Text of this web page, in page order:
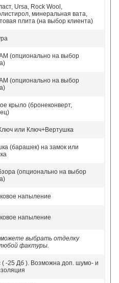
Ursa, Rock Wool,
минеральная вата,
плита (на выбор клиента)
(опционально на выбор
(опционально на выбор
крыло (бронеконверт,
или Ключ+Вертушка
(барашек) на замок или
(опционально на выбор
напыление
напыление
выбрать отделку
фактуры.
( -25 Дб ). Возможна доп. шумо- и